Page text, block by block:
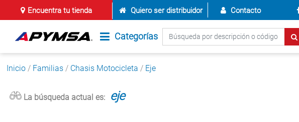
Encuentra tu tienda Quiero ser distribuidor Contacto
Categorías
Inicio / Familias / Chasis Motocicleta / Eje
La búsqueda actual es: eje